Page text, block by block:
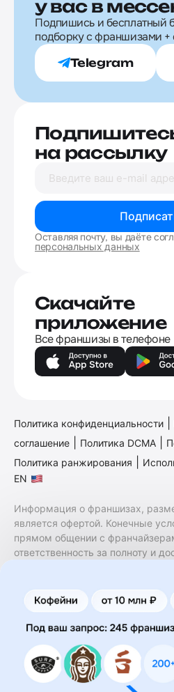
у вас в
Подпишись и бесплатный
подборку с франшизами +
Telegram
на рассылку
Оставляя почту, вы даёте
персональных данных
Скачайте
приложение
Все франшизы в телефоне
Политика конфиденциальности
соглашение
Политика DCMA
Политика ранжирования
EN
Информация о франшизах,
является офертой. Конечные
прямом общении с
ответственность за полноту и
финансовые услуги.
коммерческой концессии
правообладателями/их
не является посредником или
правообладателя и не несет
предоставления франшизы и
осуществленные на основании